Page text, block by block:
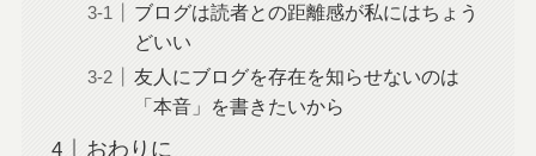
ブログは読者との距離感が私にはちょう
どいい
友人にブログを存在を知らせないのは
「本音」を書きたいから
おわりに